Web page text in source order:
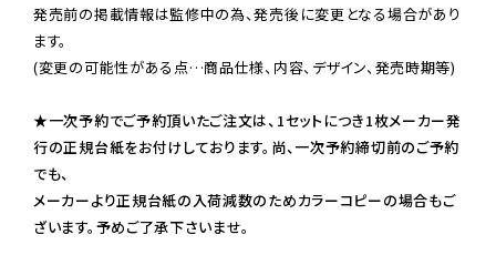
発売前の掲載情報は監修中の為、発売後に変更となる場合があり
ます。
(変更の可能性がある点…商品仕様、内容、デザイン、発売時期等)
★一次予約でご予約頂いたご注文は、1セットにつき1枚メーカー発
行の正規台紙をお付けしております。尚、一次予約締切前のご予約
でも、
メーカーより正規台紙の入荷減数のためカラーコピーの場合もご
ざいます。予めご了承下さいませ。